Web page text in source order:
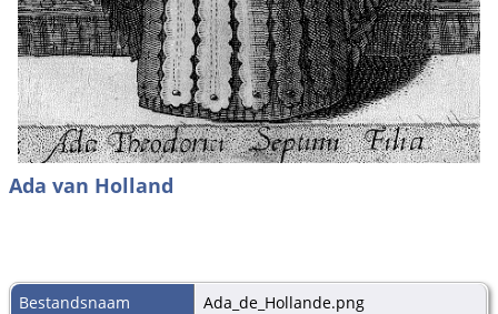
Ada van Holland
Bestandsnaam
Ada_de_Hollande.png